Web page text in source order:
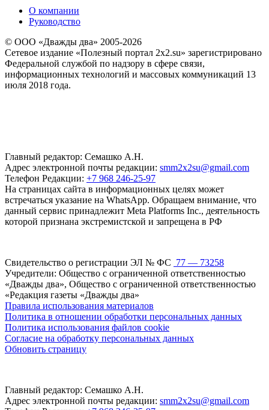
О компании
Руководство
© ООО «Дважды два» 2005-2026
Сетевое издание «Полезный портал 2x2.su» зарегистрировано
Федеральной службой по надзору в сфере связи,
информационных технологий и массовых коммуникаций 13
июля 2018 года.
Главный редактор: Семашко А.Н.
Адрес электронной почты редакции: smm2x2su@gmail.com
Телефон Редакции: +7 968 246-25-97
На страницах сайта в информационных целях может
встречаться указание на WhatsApp. Обращаем внимание, что
данный сервис принадлежит Meta Platforms Inc., деятельность
которой признана экстремистской и запрещена в РФ
Свидетельство о регистрации ЭЛ № ФС 77 — 73258
Учредители: Общество с ограниченной ответственностью
«Дважды два», Общество с ограниченной ответственностью
«Редакция газеты «Дважды два»
Правила использования материалов
Политика в отношении обработки персональных данных
Политика использования файлов cookie
Согласие на обработку персональных данных
Обновить страницу
Главный редактор: Семашко А.Н.
Адрес электронной почты редакции: smm2x2su@gmail.com